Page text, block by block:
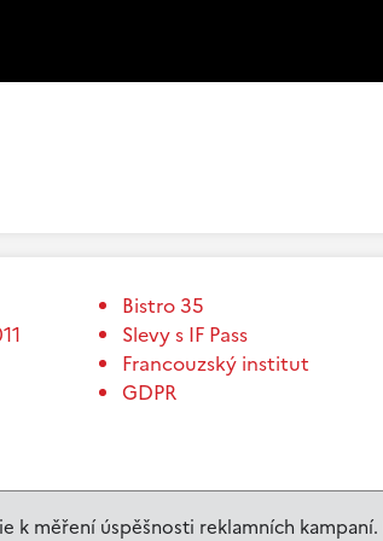
k měření úspěšnosti reklamních kampaní.
Bistro 35
Slevy s IF Pass
Francouzský institut
GDPR